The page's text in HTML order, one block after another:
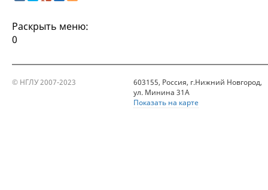
Раскрыть меню:
0
© НГЛУ 2007-2023
603155, Россия, г.Нижний Новгород,
ул. Минина 31А
Показать на карте